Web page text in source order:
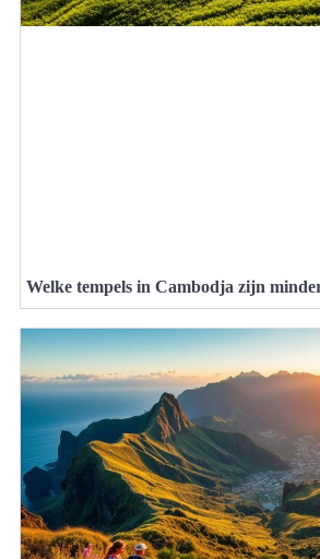
Welke tempels in Cambodja zijn